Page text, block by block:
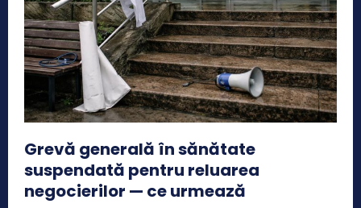
Grevă generală în sănătate
suspendată pentru reluarea
negocierilor — ce urmează